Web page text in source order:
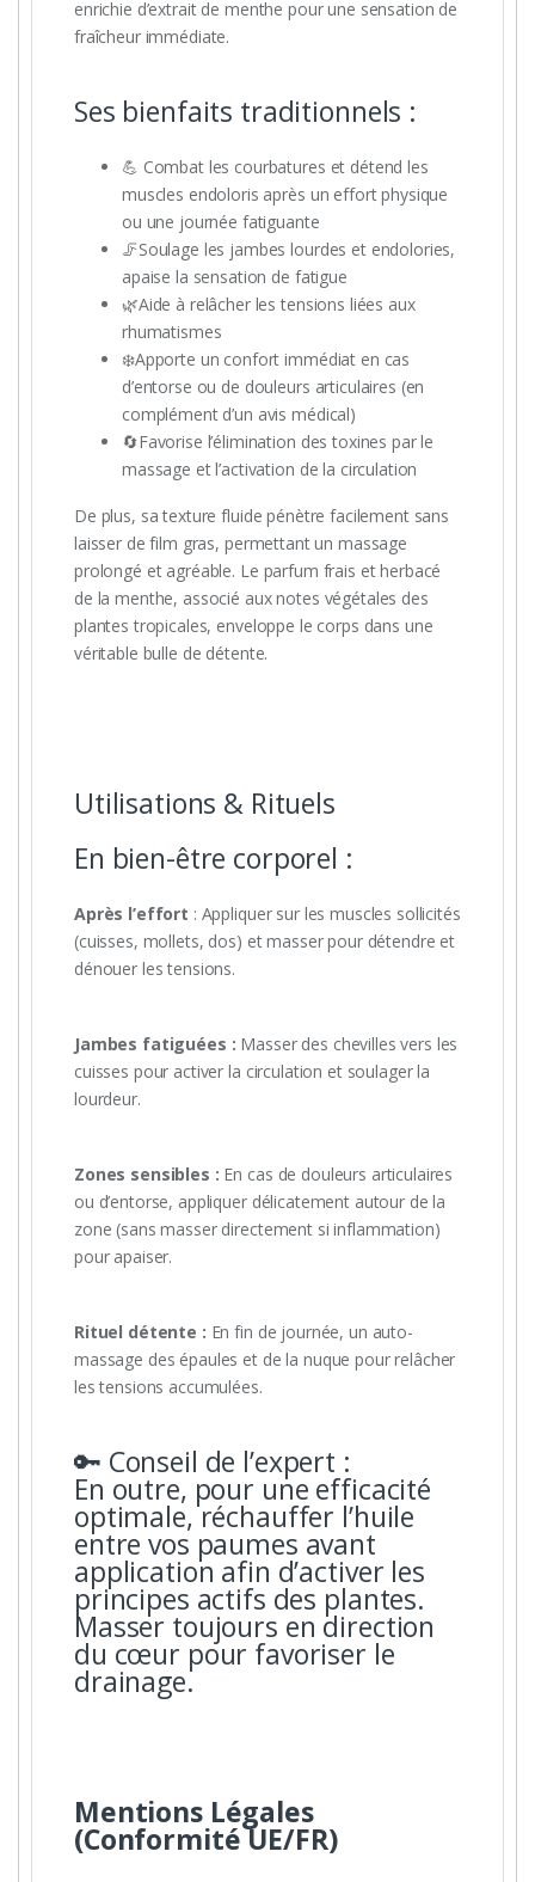
enrichie d’extrait de menthe pour une sensation de
fraîcheur immédiate.
Ses bienfaits traditionnels :
💪 Combat les courbatures et détend les
muscles endoloris après un effort physique
ou une journée fatiguante
🦵Soulage les jambes lourdes et endolories,
apaise la sensation de fatigue
🌿Aide à relâcher les tensions liées aux
rhumatismes
❄️Apporte un confort immédiat en cas
d’entorse ou de douleurs articulaires (en
complément d’un avis médical)
🔄Favorise l’élimination des toxines par le
massage et l’activation de la circulation
De plus, sa texture fluide pénètre facilement sans
laisser de film gras, permettant un massage
prolongé et agréable. Le parfum frais et herbacé
de la menthe, associé aux notes végétales des
plantes tropicales, enveloppe le corps dans une
véritable bulle de détente.
Utilisations & Rituels
En bien-être corporel :
Après l’effort : Appliquer sur les muscles sollicités
(cuisses, mollets, dos) et masser pour détendre et
dénouer les tensions.
Jambes fatiguées : Masser des chevilles vers les
cuisses pour activer la circulation et soulager la
lourdeur.
Zones sensibles : En cas de douleurs articulaires
ou d’entorse, appliquer délicatement autour de la
zone (sans masser directement si inflammation)
pour apaiser.
Rituel détente : En fin de journée, un auto-
massage des épaules et de la nuque pour relâcher
les tensions accumulées.
🔑 Conseil de l’expert :
En outre, pour une efficacité
optimale, réchauffer l’huile
entre vos paumes avant
application afin d’activer les
principes actifs des plantes.
Masser toujours en direction
du cœur pour favoriser le
drainage.
Mentions Légales
(Conformité UE/FR)